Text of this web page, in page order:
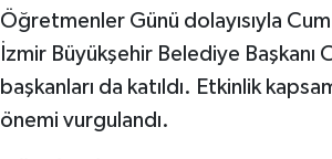
Öğretmenler Günü dolayısıyla
İzmir Büyükşehir Belediye
başkanları da katıldı. Etkinlik
önemi vurgulandı.